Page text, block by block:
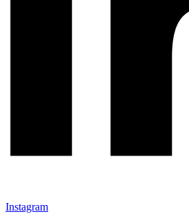
Instagram